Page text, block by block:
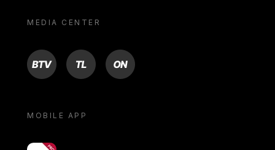
MEDIA CENTER
BTV TL ON
MOBILE APP